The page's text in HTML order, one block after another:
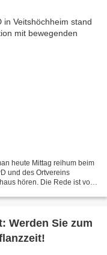
heute Mittag reihum beim
und des Ortvereins
hören. Die Rede ist von
Werden Sie zum